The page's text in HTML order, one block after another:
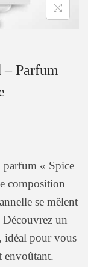
– Parfum
parfum « Spice
composition
se mêlent
Découvrez un
idéal pour vous
envoûtant.